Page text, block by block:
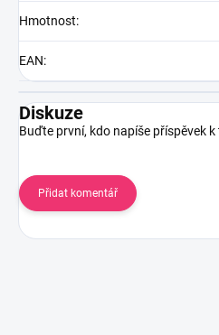
Hmotnost:
EAN:
Diskuze
Buďte první, kdo napíše příspěvek
Přidat komentář